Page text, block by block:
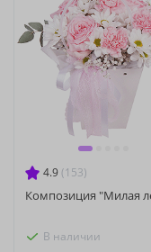
4.9 (153)
Композиция "Милая
В наличии